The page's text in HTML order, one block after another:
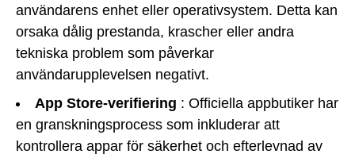
användarens enhet eller operativsystem. Detta kan
orsaka dålig prestanda, krascher eller andra
tekniska problem som påverkar
användarupplevelsen negativt.
App Store-verifiering : Officiella appbutiker har
en granskningsprocess som inkluderar att
kontrollera appar för säkerhet och efterlevnad av